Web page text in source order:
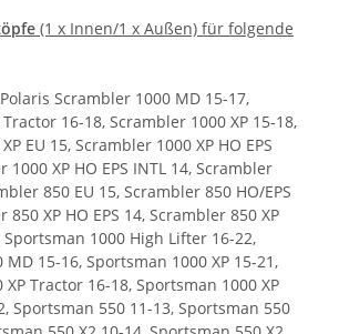
(1 x Innen/1 x Außen) für folgende
Scrambler 1000 MD 15-17,
16-18, Scrambler 1000 XP 15-18,
EU 15, Scrambler 1000 XP HO EPS
1000 XP HO EPS INTL 14, Scrambler
850 EU 15, Scrambler 850 HO/EPS
850 XP HO EPS 14, Scrambler 850 XP
Sportsman 1000 High Lifter 16-22,
15-16, Sportsman 1000 XP 15-21,
Tractor 16-18, Sportsman 1000 XP
Sportsman 550 11-13, Sportsman 550